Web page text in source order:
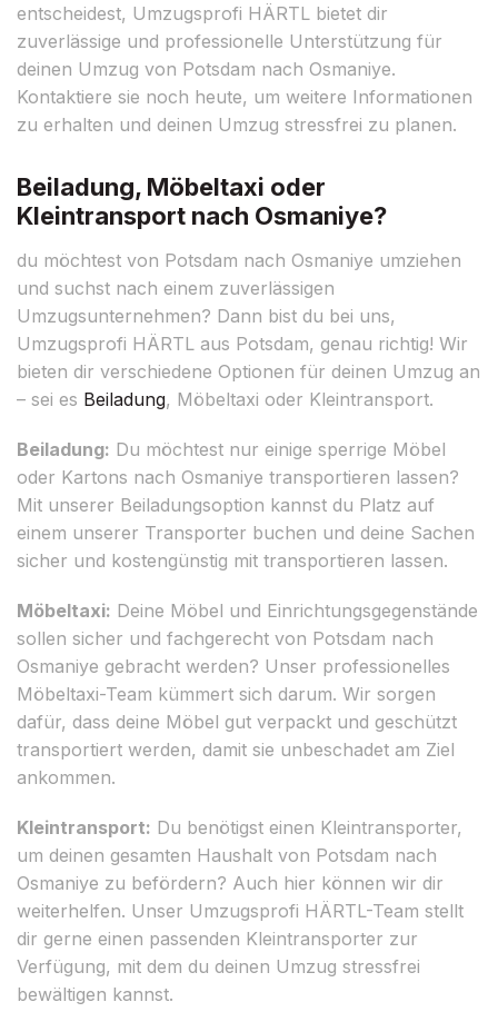
entscheidest, Umzugsprofi HÄRTL bietet dir
zuverlässige und professionelle Unterstützung für
deinen Umzug von Potsdam nach Osmaniye.
Kontaktiere sie noch heute, um weitere Informationen
zu erhalten und deinen Umzug stressfrei zu planen.
Beiladung, Möbeltaxi oder
Kleintransport nach Osmaniye?
du möchtest von Potsdam nach Osmaniye umziehen
und suchst nach einem zuverlässigen
Umzugsunternehmen? Dann bist du bei uns,
Umzugsprofi HÄRTL aus Potsdam, genau richtig! Wir
bieten dir verschiedene Optionen für deinen Umzug an
– sei es Beiladung, Möbeltaxi oder Kleintransport.
Beiladung: Du möchtest nur einige sperrige Möbel
oder Kartons nach Osmaniye transportieren lassen?
Mit unserer Beiladungsoption kannst du Platz auf
einem unserer Transporter buchen und deine Sachen
sicher und kostengünstig mit transportieren lassen.
Möbeltaxi: Deine Möbel und Einrichtungsgegenstände
sollen sicher und fachgerecht von Potsdam nach
Osmaniye gebracht werden? Unser professionelles
Möbeltaxi-Team kümmert sich darum. Wir sorgen
dafür, dass deine Möbel gut verpackt und geschützt
transportiert werden, damit sie unbeschadet am Ziel
ankommen.
Kleintransport: Du benötigst einen Kleintransporter,
um deinen gesamten Haushalt von Potsdam nach
Osmaniye zu befördern? Auch hier können wir dir
weiterhelfen. Unser Umzugsprofi HÄRTL-Team stellt
dir gerne einen passenden Kleintransporter zur
Verfügung, mit dem du deinen Umzug stressfrei
bewältigen kannst.